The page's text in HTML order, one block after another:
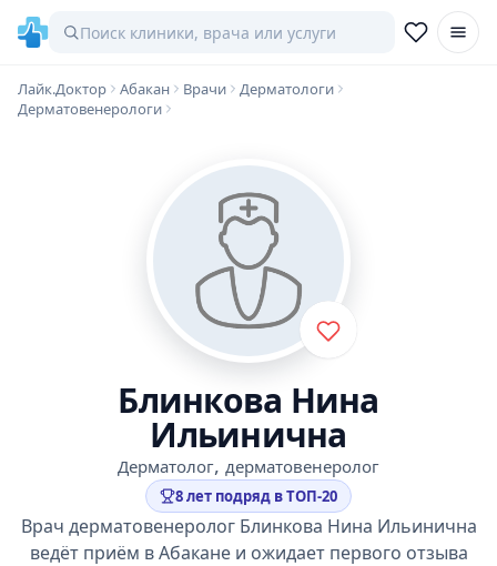
Лайк.Доктор Абакан Врачи
Дерматологи
Дерматовенерологи
Блинкова Нина
Ильинична
Дерматолог, дерматовенеролог
8 лет подряд в ТОП-20
Врач дерматовенеролог Блинкова Нина Ильинична
ведёт приём в Абакане и ожидает первого отзыва